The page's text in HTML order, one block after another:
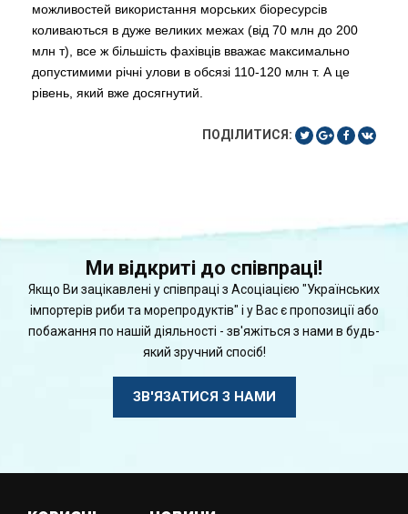
можливостей використання морських біоресурсів
коливаються в дуже великих межах (від 70 млн до 200
млн т), все ж більшість фахівців вважає максимально
допустимими річні улови в обсязі 110-120 млн т. А це
рівень, який вже досягнутий.
ПОДІЛИТИСЯ:
Ми відкриті до співпраці!
Якщо Ви зацікавлені у співпраці з Асоціацією "Українських
імпортерів риби та морепродуктів" і у Вас є пропозиції або
побажання по нашій діяльності - зв'яжіться з нами в будь-
який зручний спосіб!
ЗВ'ЯЗАТИСЯ З НАМИ